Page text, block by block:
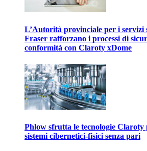
L’Autorità provinciale per i
Fraser rafforzano i processi di
conformità con Claroty xDome
Phlow sfrutta le tecnologie Claroty
sistemi cibernetici-fisici senza pari